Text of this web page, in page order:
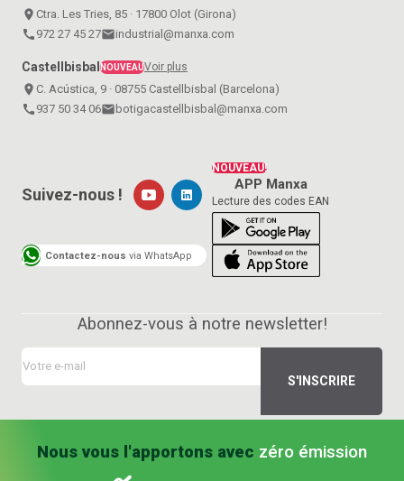
place Ctra. Les Tries, 85 · 17800 Olot (Girona)
call 972 27 45 27emailindustrial@manxa.com
Castellbisbal NOUVEAUVoir plus
place C. Acústica, 9 · 08755 Castellbisbal (Barcelona)
call 937 50 34 06emailbotigacastellbisbal@manxa.com
NOUVEAU!
APP Manxa
Lecture des codes EAN
Suivez-nous !
Contactez-nous via WhatsApp
Abonnez-vous à notre newsletter!
Nous vous l'apportons avec zéro émission